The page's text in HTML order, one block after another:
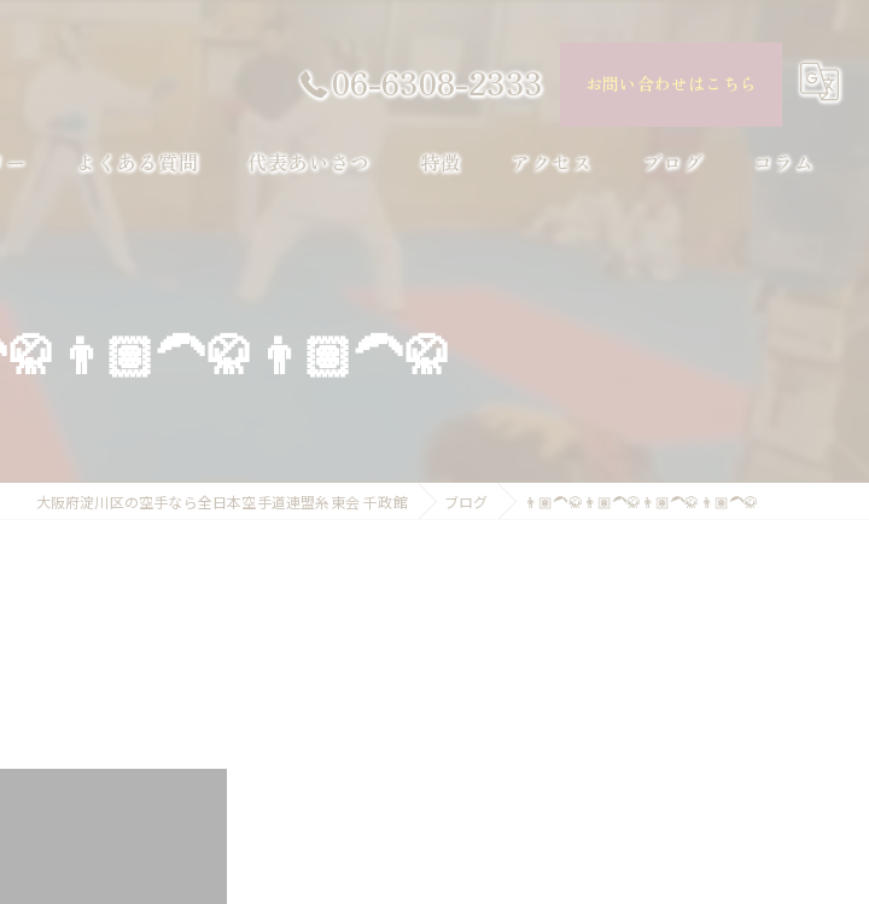
06-6308-2333 お問い合わせはこちら
ー よくある質問 代表あいさつ 特徴
体験
アクセス ブログ コラム
大阪府淀川区の空手なら全日本空手道連盟糸東会 千政館 ブログ 👨🏽‍🦱🥋👨🏽‍🦱🥋👨🏽‍🦱🥋👨🏽‍🦱🥋